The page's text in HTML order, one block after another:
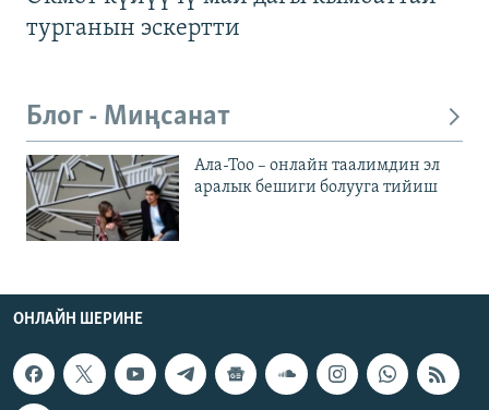
турганын эскертти
Блог - Миңсанат
Ала-Тоо – онлайн таалимдин эл
аралык бешиги болууга тийиш
ОНЛАЙН ШЕРИНЕ